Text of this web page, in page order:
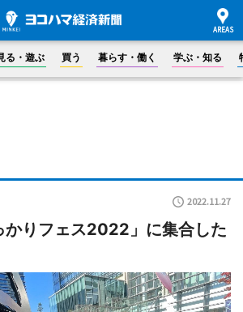
る・遊ぶ 買う 暮らす・働く 学ぶ・知る
2022.11.27
かりフェス2022」に集合した